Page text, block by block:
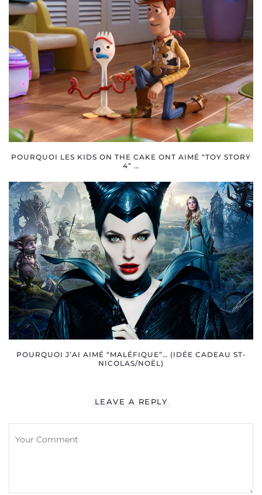
POURQUOI LES KIDS ON THE CAKE ONT AIMÉ “TOY STORY
4” …
POURQUOI J’AI AIMÉ “MALÉFIQUE”… (IDÉE CADEAU ST-
NICOLAS/NOËL)
LEAVE A REPLY